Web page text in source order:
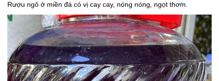
Rượu ngô ở miền đá có vị cay cay, nóng nóng, ngọt thơm.